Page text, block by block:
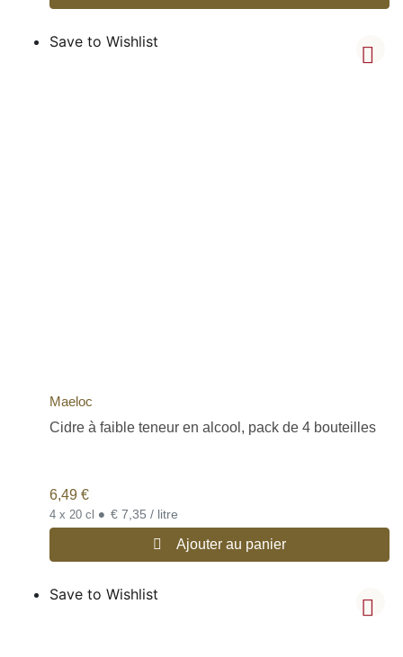
Save to Wishlist
Maeloc
Cidre à faible teneur en alcool, pack de 4 bouteilles
6,49 €
4 x 20 cl • € 7,35 / litre
Ajouter au panier
Save to Wishlist